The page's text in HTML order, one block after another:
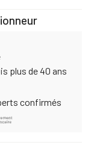
plus de 40 ans
confirmés